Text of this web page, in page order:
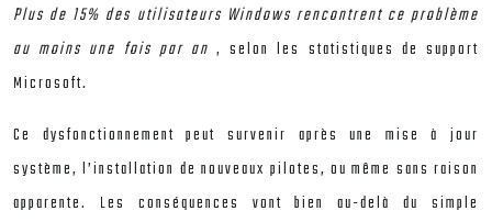
Plus de 15% des utilisateurs Windows rencontrent ce problème
au moins une fois par an, selon les statistiques de support
Microsoft.
Ce dysfonctionnement peut survenir après une mise à jour
système, l’installation de nouveaux pilotes, ou même sans raison
apparente. Les conséquences vont bien au-delà du simple